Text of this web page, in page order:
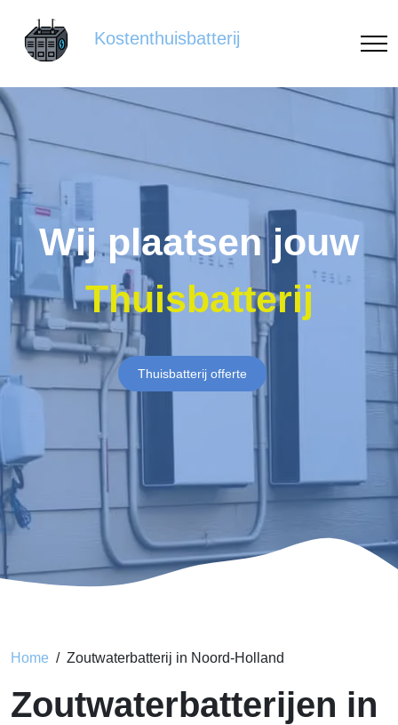
Kostenthuisbatterij
Wij plaatsen jouw
Thuisbatterij
Thuisbatterij offerte
Home Zoutwaterbatterij in Noord-Holland
Zoutwaterbatterijen in